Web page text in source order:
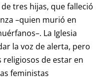
tres hijas, que falleció
–quien murió en
La Iglesia
la voz de alerta, pero
religiosos de estar en
feministas